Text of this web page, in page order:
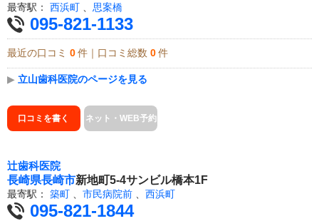
最寄駅： 西浜町 思案橋
095-821-1133
最近の口コミ 0 件｜口コミ総数 0 件
▶ 立山歯科医院のページを見る
口コミを書く ネット・WEB予約
辻歯科医院
長崎県長崎市新地町5-4サンビル橋本1F
最寄駅： 築町 市民病院前 西浜町
095-821-1844